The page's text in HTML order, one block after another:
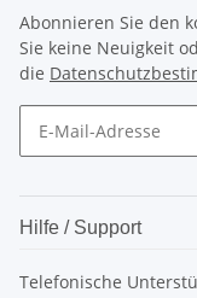
Abonnieren Sie den
Sie keine Neuigkeit
die
Hilfe / Support
Telefonische